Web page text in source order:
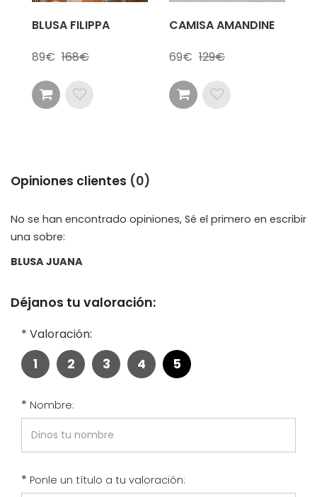
BLUSA FILIPPA
89
168
CAMISA AMANDINE
69
129
Opiniones clientes (0)
No se han encontrado opiniones, Sé el primero en escribir
una sobre:
BLUSA JUANA
Déjanos tu valoración:
* Valoración:
1 2 3 4 5
* Nombre:
* Ponle un título a tu valoración: